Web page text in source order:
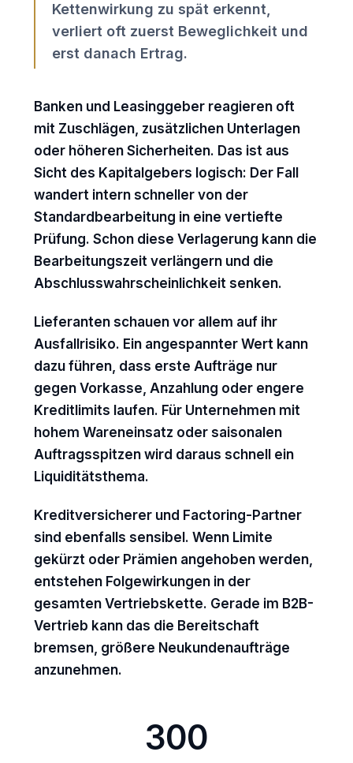
Kettenwirkung zu spät erkennt,
verliert oft zuerst Beweglichkeit und
erst danach Ertrag.
Banken und Leasinggeber reagieren oft
mit Zuschlägen, zusätzlichen Unterlagen
oder höheren Sicherheiten. Das ist aus
Sicht des Kapitalgebers logisch: Der Fall
wandert intern schneller von der
Standardbearbeitung in eine vertiefte
Prüfung. Schon diese Verlagerung kann die
Bearbeitungszeit verlängern und die
Abschlusswahrscheinlichkeit senken.
Lieferanten schauen vor allem auf ihr
Ausfallrisiko. Ein angespannter Wert kann
dazu führen, dass erste Aufträge nur
gegen Vorkasse, Anzahlung oder engere
Kreditlimits laufen. Für Unternehmen mit
hohem Wareneinsatz oder saisonalen
Auftragsspitzen wird daraus schnell ein
Liquiditätsthema.
Kreditversicherer und Factoring-Partner
sind ebenfalls sensibel. Wenn Limite
gekürzt oder Prämien angehoben werden,
entstehen Folgewirkungen in der
gesamten Vertriebskette. Gerade im B2B-
Vertrieb kann das die Bereitschaft
bremsen, größere Neukundenaufträge
anzunehmen.
300